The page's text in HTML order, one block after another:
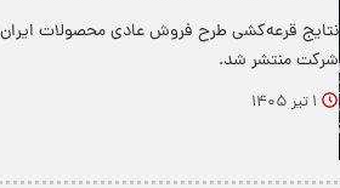
نتایج قرعه‌کشی طرح فروش عادی محصولات
شرکت منتشر شد.
۱ تیر ۱۴۰۵